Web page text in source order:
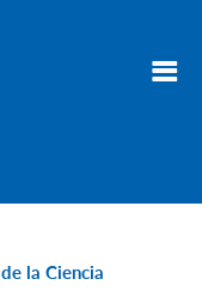
la Ciencia